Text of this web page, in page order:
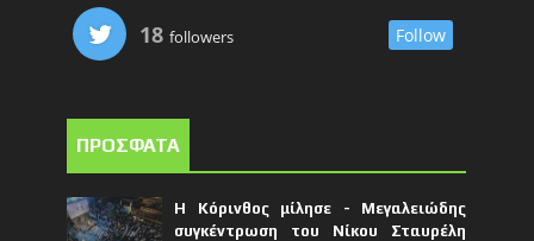
18 followers Follow
ΠΡΟΣΦΑΤΑ
Η Κόρινθος μίλησε - Μεγαλειώδης
συγκέντρωση του Νίκου Σταυρέλη